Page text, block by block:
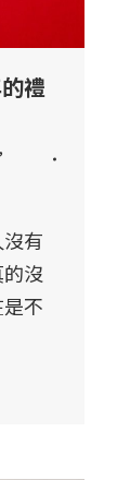
禮
,
有
沒
不